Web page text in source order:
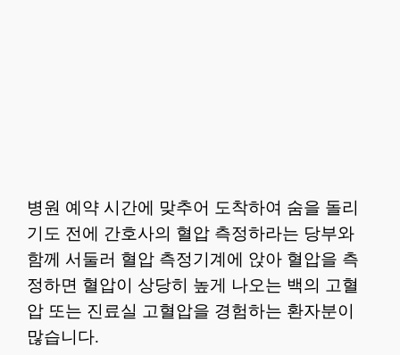
병원 예약 시간에 맞추어 도착하여 숨을 돌리
기도 전에 간호사의 혈압 측정하라는 당부와
함께 서둘러 혈압 측정기계에 앉아 혈압을 측
정하면 혈압이 상당히 높게 나오는 백의 고혈
압 또는 진료실 고혈압을 경험하는 환자분이
많습니다.